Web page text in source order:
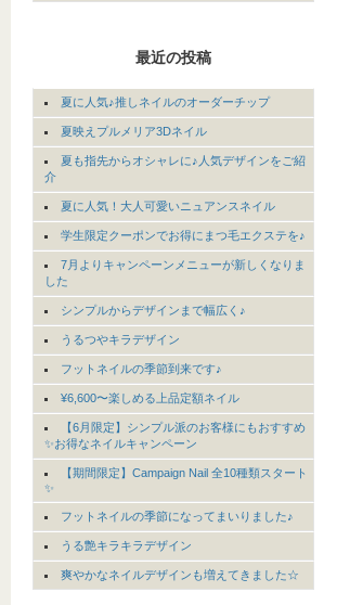
最近の投稿
夏に人気♪推しネイルのオーダーチップ
夏映えプルメリア3Dネイル
夏も指先からオシャレに♪人気デザインをご紹
介
夏に人気！大人可愛いニュアンスネイル
学生限定クーポンでお得にまつ毛エクステを♪
7月よりキャンペーンメニューが新しくなりま
した
シンプルからデザインまで幅広く♪
うるつやキラデザイン
フットネイルの季節到来です♪
¥6,600〜楽しめる上品定額ネイル
【6月限定】シンプル派のお客様にもおすすめ
✨お得なネイルキャンペーン
【期間限定】Campaign Nail 全10種類スタート
✨
フットネイルの季節になってまいりました♪
うる艶キラキラデザイン
爽やかなネイルデザインも増えてきました☆